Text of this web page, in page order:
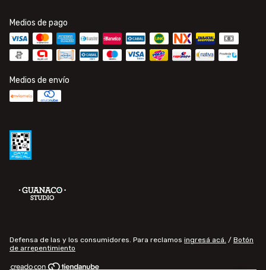
Medios de pago
Medios de envío
Defensa de las y los consumidores. Para reclamos ingresá acá. / Botón
de arrepentimiento